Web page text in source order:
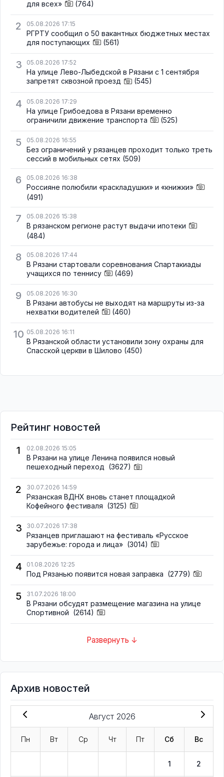
для всех» (764)
2 05.08.2026 17:15
РГРТУ сообщил о 50 вакантных бюджетных местах
для поступающих
(561)
3 05.08.2026 17:52
На улице Лево-Лыбедской в Рязани с 1 сентября
запретят сквозной проезд
(545)
4 05.08.2026 17:29
На улице Грибоедова в Рязани временно
ограничили движение транспорта
(525)
5 05.08.2026 16:55
Без ограничений у рязанцев проходит только треть
сессий в мобильных сетях (509)
6 05.08.2026 16:38
Россияне полюбили «раскладушки» и «книжки»
(491)
7 05.08.2026 15:38
В рязанском регионе растут выдачи ипотеки
(484)
8 05.08.2026 17:44
В Рязани стартовали соревнования Спартакиады
учащихся по теннису
(469)
9 05.08.2026 16:30
В Рязани автобусы не выходят на маршруты из-за
нехватки водителей
(460)
10 05.08.2026 16:11
В Рязанской области установили зону охраны для
Спасской церкви в Шилово (450)
Рейтинг новостей
1
02.08.2026 15:05
В Рязани на улице Ленина появился новый
пешеходный переход (3627)
2 30.07.2026 14:59
Рязанская ВДНХ вновь станет площадкой
Кофейного фестиваля (3125)
3 30.07.2026 17:38
Рязанцев приглашают на фестиваль «Русское
зарубежье: города и лица» (3014)
4 01.08.2026 12:25
Под Рязанью появится новая заправка (2779)
5 31.07.2026 18:00
В Рязани обсудят размещение магазина на улице
Спортивной (2614)
Развернуть ↓
Архив новостей
Август 2026
Пн Вт Ср Чт Пт Сб Вс
1 2